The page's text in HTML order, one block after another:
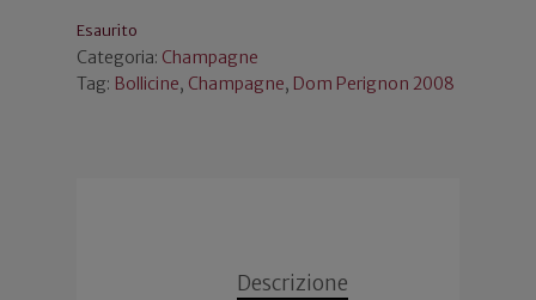
Esaurito
Categoria: Champagne
Tag: Bollicine, Champagne, Dom Perignon 2008
Descrizione